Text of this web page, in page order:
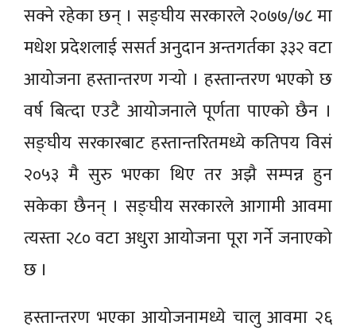
सक्ने रहेका छन् । सङ्घीय सरकारले २०७७/७८ मा
मधेश प्रदेशलाई ससर्त अनुदान अन्तगर्तका ३३२ वटा
आयोजना हस्तान्तरण गर्‍यो । हस्तान्तरण भएको छ
वर्ष बित्दा एउटै आयोजनाले पूर्णता पाएको छैन ।
सङ्घीय सरकारबाट हस्तान्तरितमध्ये कतिपय विसं
२०५३ मै सुरु भएका थिए तर अझै सम्पन्न हुन
सकेका छैनन् । सङ्घीय सरकारले आगामी आवमा
त्यस्ता २८० वटा अधुरा आयोजना पूरा गर्ने जनाएको
छ ।
हस्तान्तरण भएका आयोजनामध्ये चालु आवमा २६